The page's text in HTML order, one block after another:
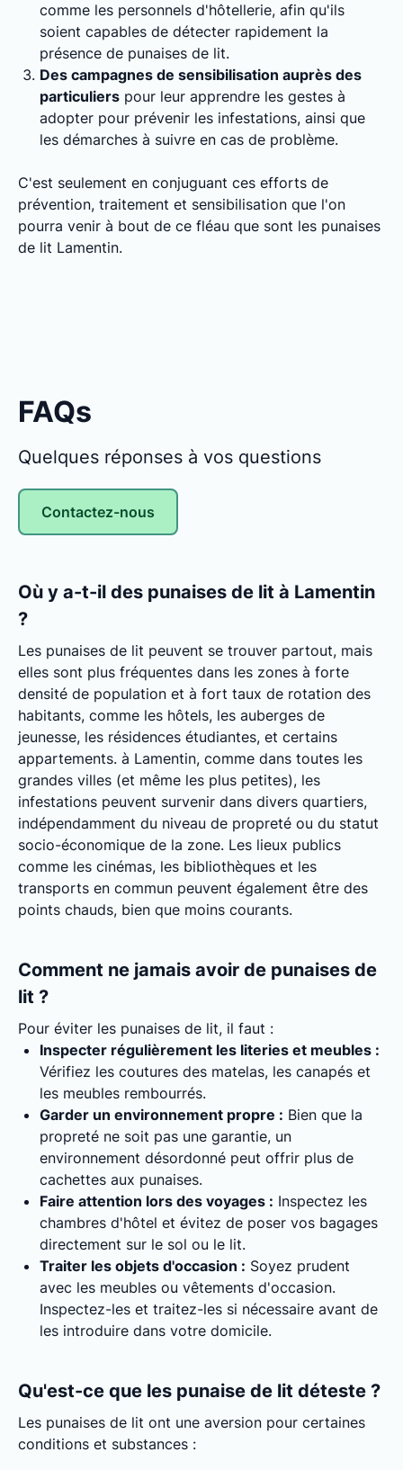
comme les personnels d'hôtellerie, afin qu'ils
soient capables de détecter rapidement la
présence de punaises de lit.
Des campagnes de sensibilisation auprès des
particuliers pour leur apprendre les gestes à
adopter pour prévenir les infestations, ainsi que
les démarches à suivre en cas de problème.
C'est seulement en conjuguant ces efforts de
prévention, traitement et sensibilisation que l'on
pourra venir à bout de ce fléau que sont les punaises
de lit Lamentin.
FAQs
Quelques réponses à vos questions
Contactez-nous
Où y a-t-il des punaises de lit à Lamentin
?
Les punaises de lit peuvent se trouver partout, mais
elles sont plus fréquentes dans les zones à forte
densité de population et à fort taux de rotation des
habitants, comme les hôtels, les auberges de
jeunesse, les résidences étudiantes, et certains
appartements. à Lamentin, comme dans toutes les
grandes villes (et même les plus petites), les
infestations peuvent survenir dans divers quartiers,
indépendamment du niveau de propreté ou du statut
socio-économique de la zone. Les lieux publics
comme les cinémas, les bibliothèques et les
transports en commun peuvent également être des
points chauds, bien que moins courants.
Comment ne jamais avoir de punaises de
lit ?
Pour éviter les punaises de lit, il faut :
Inspecter régulièrement les literies et meubles :
Vérifiez les coutures des matelas, les canapés et
les meubles rembourrés.
Garder un environnement propre : Bien que la
propreté ne soit pas une garantie, un
environnement désordonné peut offrir plus de
cachettes aux punaises.
Faire attention lors des voyages : Inspectez les
chambres d'hôtel et évitez de poser vos bagages
directement sur le sol ou le lit.
Traiter les objets d'occasion : Soyez prudent
avec les meubles ou vêtements d'occasion.
Inspectez-les et traitez-les si nécessaire avant de
les introduire dans votre domicile.
Qu'est-ce que les punaise de lit déteste ?
Les punaises de lit ont une aversion pour certaines
conditions et substances :